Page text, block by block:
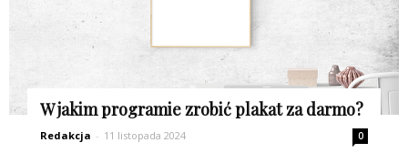
W jakim programie zrobić plakat za darmo?
Redakcja - 11 listopada 2024 0